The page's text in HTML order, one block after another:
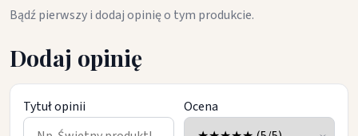
Bądź pierwszy i dodaj opinię o tym produkcie.
Dodaj opinię
Tytuł opinii Ocena